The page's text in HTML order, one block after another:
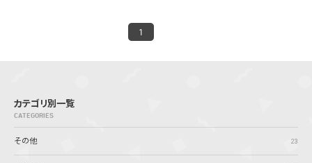
1
カテゴリ別一覧
CATEGORIES
その他 23